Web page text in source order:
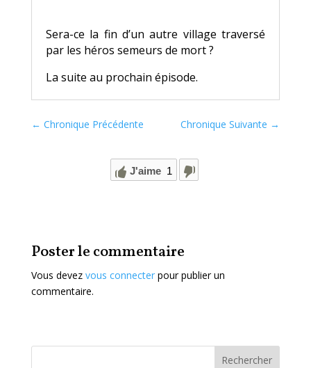
Sera-ce la fin d’un autre village traversé
par les héros semeurs de mort ?
La suite au prochain épisode.
← Chronique Précédente Chronique Suivante →
J'aime 1
Poster le commentaire
Vous devez vous connecterpour publier un
commentaire.
Rechercher